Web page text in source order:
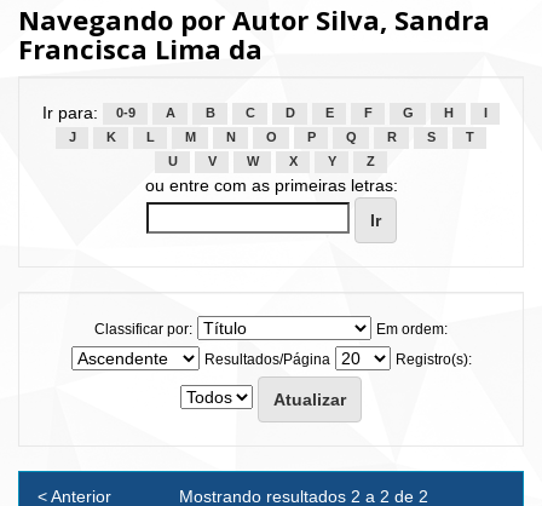
Navegando por Autor Silva, Sandra
Francisca Lima da
Ir para: 0-9 A B C D E F G H
J
K L M N O P Q R S
T
U
V W X Y Z
ou entre com as primeiras letras:
Classificar por:
Em ordem:
Resultados/Página
Registro(s):
Mostrando resultados 2 a 2 de 2
< Anterior